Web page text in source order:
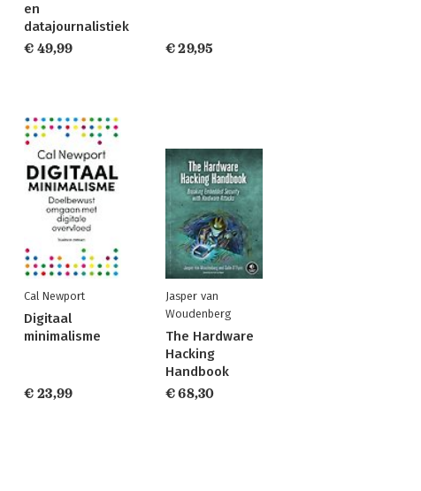
en
datajournalistiek
€ 49,99
€ 29,95
Cal Newport
Digitaal
minimalisme
€ 23,99
Jasper van
Woudenberg
The Hardware
Hacking
Handbook
€ 68,30